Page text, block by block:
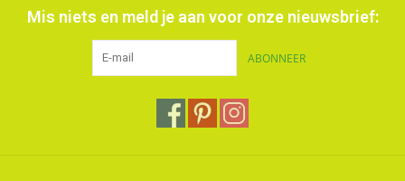
Mis niets en meld je aan voor onze nieuwsbrief:
ABONNEER